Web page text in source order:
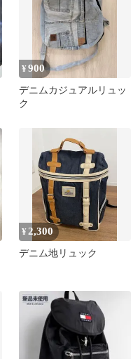
¥900
デニムカジュアルリュッ
ク
¥ 2,300
デニム地リュック